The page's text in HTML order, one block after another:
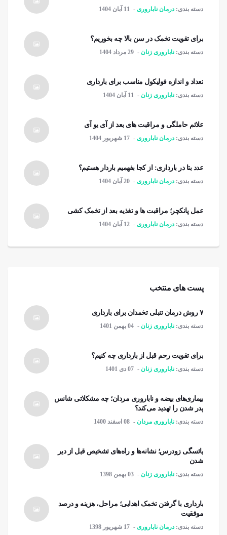
دسته بندی: درمان ناباروری 11 آبان 1404
برای تقویت تخمک در سن بالا چه بخوریم؟
دسته بندی: ناباروری زنان 29 مرداد 1404
تعداد و اندازه فولیکول مناسب برای بارداری
دسته بندی: ناباروری زنان 11 آبان 1404
علائم حاملگی و مراقبت های بعد از آی یو آی
دسته بندی: درمان ناباروری 17 شهریور 1404
عدد بتا در بارداری: از کجا بفهمیم باردار هستیم؟
دسته بندی: درمان ناباروری 20 آبان 1404
عمل پانکچر؛ مراقبت ها و تغذیه بعد از تخمک کشی
دسته بندی: درمان ناباروری 12 آبان 1404
پست های منتخب
۷ روش درمان تنبلی تخمدان برای بارداری
دسته بندی: ناباروری زنان 04 بهمن 1401
برای تقویت رحم قبل از بارداری چه کنیم؟
دسته بندی: ناباروری زنان 07 دی 1401
بیماری‌های بیضه و ناباروری مردان؛ چه مشکلاتی شانس
پدر شدن را تهدید می‌کند؟
دسته بندی: ناباروری مردان 08 اسفند 1400
یائسگی زودرس؛ نشانه‌ها و راه‌های تشخیص قبل از دیر
شدن
دسته بندی: ناباروری زنان 03 بهمن 1398
بارداری با گرفتن تخمک اهدایی؛ مراحل، هزینه و درصد
موفقیت
دسته بندی: درمان ناباروری 17 شهریور 1398